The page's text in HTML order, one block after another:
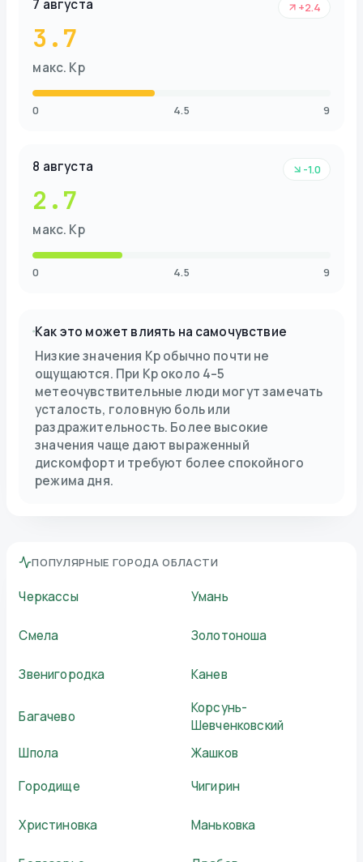
7 августа
3.7
макс. Kp
+2.4
0 4.5 9
8 августа
2.7
макс. Kp
-1.0
0 4.5 9
Как это может влиять на самочувствие
Низкие значения Kp обычно почти не
ощущаются. При Kp около 4–5
метеочувствительные люди могут замечать
усталость, головную боль или
раздражительность. Более высокие
значения чаще дают выраженный
дискомфорт и требуют более спокойного
режима дня.
ПОПУЛЯРНЫЕ ГОРОДА ОБЛАСТИ
Черкассы Умань
Смела Золотоноша
Звенигородка Канев
Багачево
Корсунь-
Шевченковский
Шпола
Жашков
Городище
Чигирин
Христиновка Маньковка